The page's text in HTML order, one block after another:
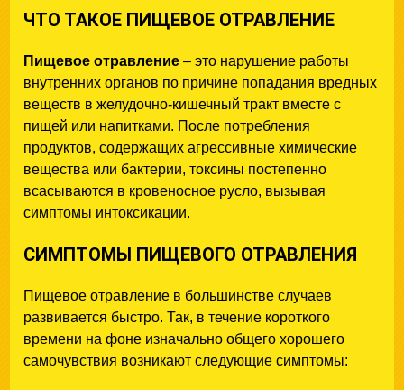
ЧТО ТАКОЕ ПИЩЕВОЕ ОТРАВЛЕНИЕ
Пищевое отравление – это нарушение работы
внутренних органов по причине попадания вредных
веществ в желудочно-кишечный тракт вместе с
пищей или напитками. После потребления
продуктов, содержащих агрессивные химические
вещества или бактерии, токсины постепенно
всасываются в кровеносное русло, вызывая
симптомы интоксикации.
СИМПТОМЫ ПИЩЕВОГО ОТРАВЛЕНИЯ
Пищевое отравление в большинстве случаев
развивается быстро. Так, в течение короткого
времени на фоне изначально общего хорошего
самочувствия возникают следующие симптомы: